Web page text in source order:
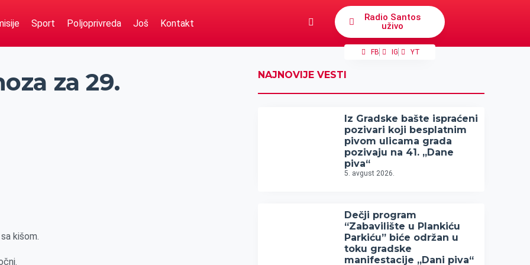
Sport Poljoprivreda Još Kontakt
Radio Santos
uživo
FB IG YT
za 29.
kišom.
NAJNOVIJE VESTI
Iz Gradske bašte ispraćeni
pozivari koji besplatnim
pivom ulicama grada
pozivaju na 41. „Dane
piva“
5. avgust 2026.
Dečji program
“Zabavilište u Plankiću
Parkiću” biće održan u
toku gradske
manifestacije „Dani piva“